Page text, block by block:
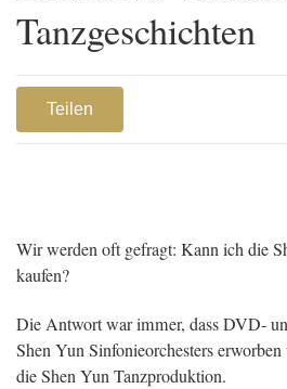
Tanzgeschichten
Teilen
Wir werden oft gefragt: Kann ich die
kaufen?
Die Antwort war immer, dass DVD-
Shen Yun Sinfonieorchesters
die Shen Yun Tanzproduktion.